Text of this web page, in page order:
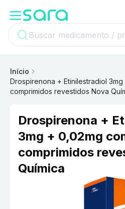
Início
Drospirenona + Etinilestradiol
comprimidos revestidos Nova
Drospirenona +
3mg + 0,02mg
comprimidos
Química